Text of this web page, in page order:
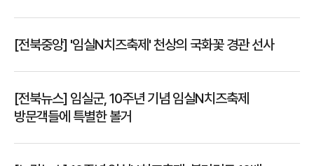
[전북중앙] '임실N치즈축제' 천상의 국화꽃 경관 선사
[전북뉴스] 임실군, 10주년 기념 임실N치즈축제
방문객들에 특별한 볼거